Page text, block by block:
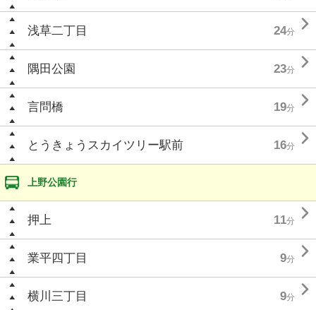
浅草二丁目 24分 
隅田公園 23分 
言問橋 19分 
とうきょうスカイツリー駅前 16分 
上野公園行
押上 11分 
業平四丁目 9分 
横川三丁目 9分 